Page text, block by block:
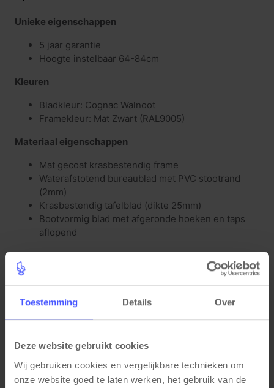
Toestemming Details Over
Deze website gebruikt cookies
Wij gebruiken cookies en vergelijkbare technieken om
onze website goed te laten werken, het gebruik van de
Unieke eigenschappen
5 jaar garantie
Hoogte instelbaar 64-84cm
Kleuren
Bladkleur: Cognac Walnoot
Framekleur: Mat Zwart (RAL9005)
Materiaal eigenschappen
Mat gecoat krasbestendig frame
Waterafstotend bureaublad met PVC stootrand
(2mm)
Krasbestendig tafelblad (dikte 25mm)
Bootvormig blad met afgeronde hoeken en taps
aflopend
Functionele eigenschappen
Gerelateerde producten